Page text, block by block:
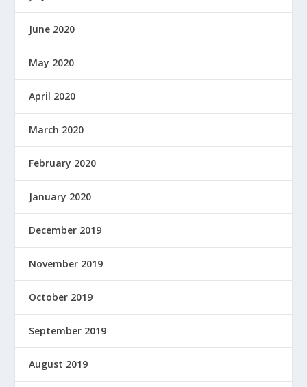
June 2020
May 2020
April 2020
March 2020
February 2020
January 2020
December 2019
November 2019
October 2019
September 2019
August 2019